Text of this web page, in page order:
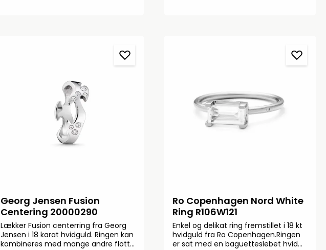
Georg Jensen Fusion
Centering 20000290
Lækker Fusion centerring fra Georg
Jensen i 18 karat hvidguld. Ringen kan
kombineres med mange andre flotte
Ro Copenhagen Nord White
Ring R106W121
Enkel og delikat ring fremstillet i 18 kt
hvidguld fra Ro Copenhagen.Ringen
er sat med en baguetteslebet hvid